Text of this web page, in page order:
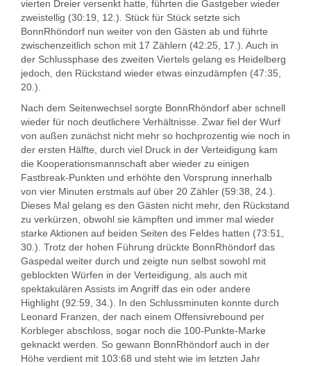
vierten Dreier versenkt hatte, führten die Gastgeber wieder
zweistellig (30:19, 12.). Stück für Stück setzte sich
BonnRhöndorf nun weiter von den Gästen ab und führte
zwischenzeitlich schon mit 17 Zählern (42:25, 17.). Auch in
der Schlussphase des zweiten Viertels gelang es Heidelberg
jedoch, den Rückstand wieder etwas einzudämpfen (47:35,
20.).
Nach dem Seitenwechsel sorgte BonnRhöndorf aber schnell
wieder für noch deutlichere Verhältnisse. Zwar fiel der Wurf
von außen zunächst nicht mehr so hochprozentig wie noch in
der ersten Hälfte, durch viel Druck in der Verteidigung kam
die Kooperationsmannschaft aber wieder zu einigen
Fastbreak-Punkten und erhöhte den Vorsprung innerhalb
von vier Minuten erstmals auf über 20 Zähler (59:38, 24.).
Dieses Mal gelang es den Gästen nicht mehr, den Rückstand
zu verkürzen, obwohl sie kämpften und immer mal wieder
starke Aktionen auf beiden Seiten des Feldes hatten (73:51,
30.). Trotz der hohen Führung drückte BonnRhöndorf das
Gaspedal weiter durch und zeigte nun selbst sowohl mit
geblockten Würfen in der Verteidigung, als auch mit
spektakulären Assists im Angriff das ein oder andere
Highlight (92:59, 34.). In den Schlussminuten konnte durch
Leonard Franzen, der nach einem Offensivrebound per
Korbleger abschloss, sogar noch die 100-Punkte-Marke
geknackt werden. So gewann BonnRhöndorf auch in der
Höhe verdient mit 103:68 und steht wie im letzten Jahr